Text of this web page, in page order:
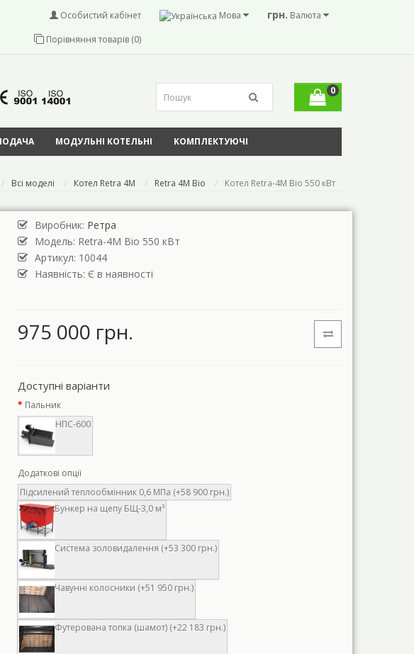
грн. Валюта
Мова
Особистий кабінет
Порівняння товарів (0)
0
МОДУЛЬНІ КОТЕЛЬНІ КОМПЛЕКТУЮЧІ
Всі моделі Котел Retra 4M Retra 4M Bio Котел Retra-4М Bio 550 кВт
Виробник: Ретра
Модель: Retra-4М Bio 550 кВт
Артикул: 10044
Наявність: Є в наявності
975 000 грн.
Доступні варіанти
Пальник
НПС-600
Додаткові опції
Підсилений теплообмінник 0,6 МПа (+58 900 грн.)
Бункер на щепу БЩ-3,0 м³
Система золовидалення (+53 300 грн.)
Чавунні колосники (+51 950 грн.)
Футерована топка (шамот) (+22 183 грн.)